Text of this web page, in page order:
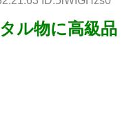
ル物に高級品